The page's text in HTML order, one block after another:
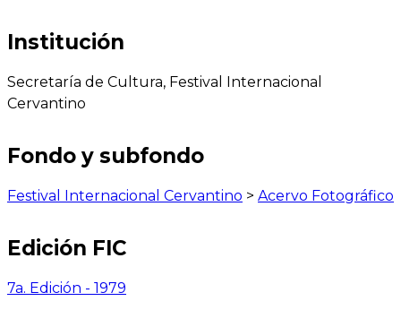
Institución
Secretaría de Cultura, Festival Internacional
Cervantino
Fondo y subfondo
Festival Internacional Cervantino > Acervo Fotográfico
Edición FIC
7a. Edición - 1979